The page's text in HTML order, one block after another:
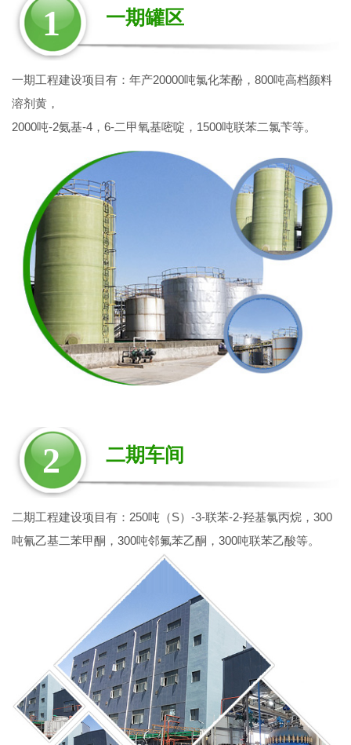
1 一期罐区
一期工程建设项目有：年产20000吨氯化苯酚，800吨高档颜料
溶剂黄，
2000吨-2氨基-4，6-二甲氧基嘧啶，1500吨联苯二氯苄等。
2 二期车间
二期工程建设项目有：250吨（S）-3-联苯-2-羟基氯丙烷，300
吨氰乙基二苯甲酮，300吨邻氟苯乙酮，300吨联苯乙酸等。